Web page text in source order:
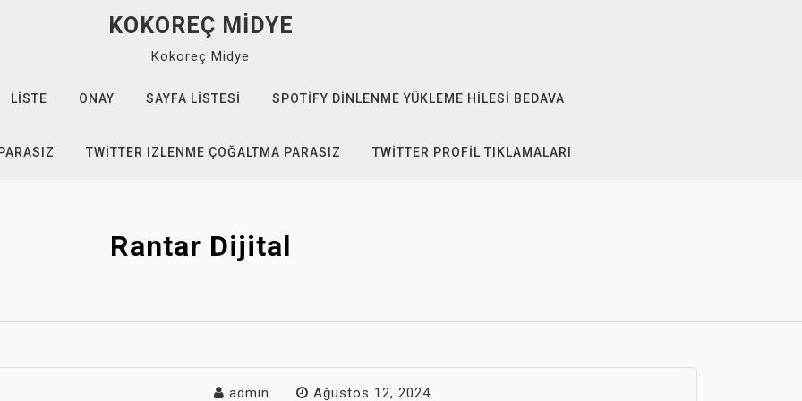
KOKOREÇ MIDYE
Kokoreç Midye
LISTE ONAY SAYFA LISTESI SPOTIFY DINLENME YÜKLEME HILESI BEDAVA
TWITTER IZLENME ÇOĞALTMA PARASIZ TWITTER PROFIL TIKLAMALARI
Rantar Dijital
admin Ağustos 12, 2024